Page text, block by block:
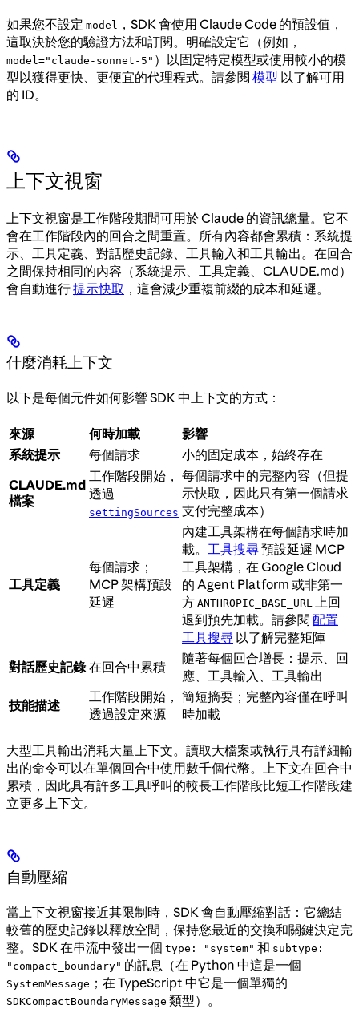
如果您不設定 model ，SDK 會使用 Claude Code 的預設值，
這取決於您的驗證方法和訂閱。明確設定它（例如，
model="claude-sonnet-5" ）以固定特定模型或使用較小的模
型以獲得更快、更便宜的代理程式。請參閱 模型 以了解可用
的 ID。
上下文視窗
上下文視窗是工作階段期間可用於 Claude 的資訊總量。它不
會在工作階段內的回合之間重置。所有內容都會累積：系統提
示、工具定義、對話歷史記錄、工具輸入和工具輸出。在回合
之間保持相同的內容（系統提示、工具定義、CLAUDE.md）
會自動進行提示快取 ，這會減少重複前綴的成本和延遲。
什麼消耗上下文
以下是每個元件如何影響 SDK 中上下文的方式：
來源 何時加載
影響
系統提示
每個請求
小的固定成本，始終存在
CLAUDE.md
檔案
工作階段開始，
透過
settingSources
每個請求中的完整內容（但提
示快取，因此只有第一個請求
支付完整成本）
工具定義
每個請求；
MCP 架構預設
延遲
內建工具架構在每個請求時加
載。 工具搜尋預設延遲 MCP
工具架構，在 Google Cloud
的 Agent Platform 或非第一
方 ANTHROPIC_BASE_URL 上回
退到預先加載。請參閱 配置
工具搜尋 以了解完整矩陣
對話歷史記錄 在回合中累積
隨著每個回合增長：提示、回
應、工具輸入、工具輸出
技能描述
工作階段開始，
透過設定來源
簡短摘要；完整內容僅在呼叫
時加載
大型工具輸出消耗大量上下文。讀取大檔案或執行具有詳細輸
出的命令可以在單個回合中使用數千個代幣。上下文在回合中
累積，因此具有許多工具呼叫的較長工作階段比短工作階段建
立更多上下文。
自動壓縮
當上下文視窗接近其限制時，SDK 會自動壓縮對話：它總結
較舊的歷史記錄以釋放空間，保持您最近的交換和關鍵決定完
整。SDK 在串流中發出一個 type: "system" 和 subtype:
"compact_boundary" 的訊息（在 Python 中這是一個
SystemMessage ；在 TypeScript 中它是一個單獨的
SDKCompactBoundaryMessage 類型）。